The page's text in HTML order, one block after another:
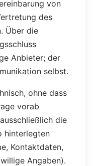
von
des
Über die
Anbieter; der
selbst.
ohne dass
vorab
die
hinterlegten
Kontaktdaten,
Angaben).